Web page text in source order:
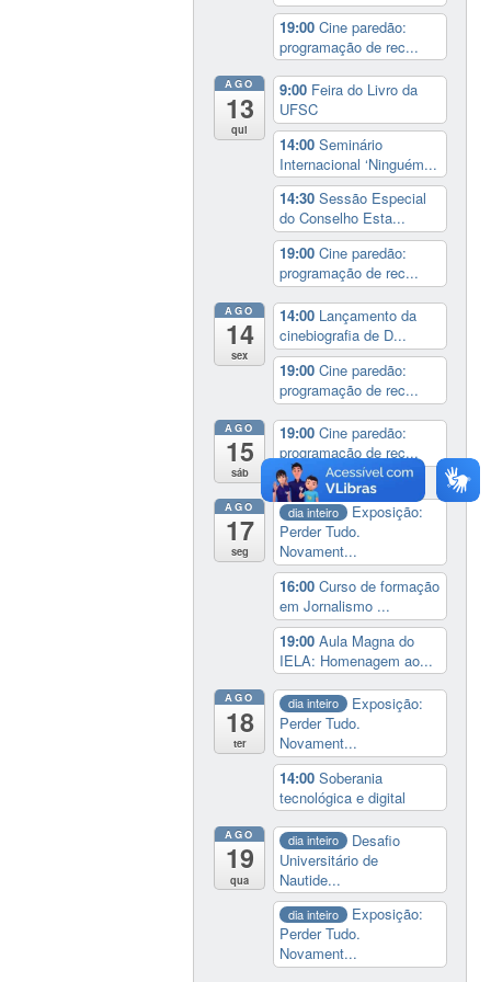
19:00Cine paredão:
programação de rec...
AGO
13
qui
9:00 Feira do Livro da
UFSC
14:00Seminário
Internacional ‘Ninguém...
14:30Sessão Especial
do Conselho Esta...
19:00Cine paredão:
programação de rec...
AGO
14
sex
14:00 Lançamento da
cinebiografia de D...
19:00Cine paredão:
programação de rec...
AGO
15
sáb
19:00Cine paredão:
programação de rec...
AGO
17
seg
dia inteiro
Exposição:
Perder Tudo.
Novament...
16:00Curso de formação
em Jornalismo ...
19:00Aula Magna do
IELA: Homenagem ao...
AGO
18
ter
dia inteiro
Exposição:
Perder Tudo.
Novament...
14:00Soberania
tecnológica e digital
AGO
19
qua
dia inteiro
Desafio
Universitário de
Nautide...
dia inteiro
Exposição:
Perder Tudo.
Novament...